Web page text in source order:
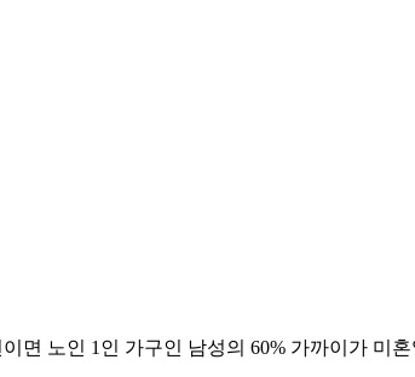
면 노인 1인 가구인 남성의 60% 가까이가 미